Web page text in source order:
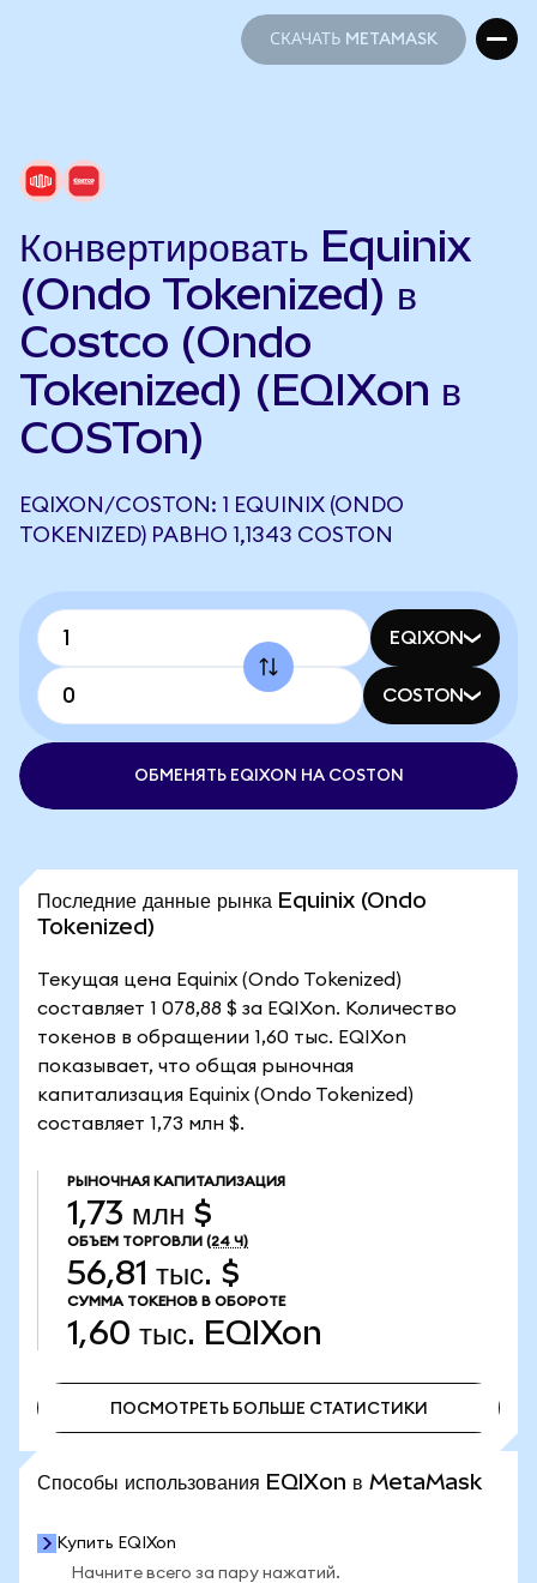
СКАЧАТЬ METAMASK
Конвертировать Equinix
(Ondo Tokenized) в
Costco (Ondo
Tokenized) (EQIXon в
COSTon)
EQIXON/COSTON: 1 EQUINIX (ONDO
TOKENIZED) РАВНО 1,1343 COSTON
EQIXON
COSTON
ОБМЕНЯТЬ EQIXON НА COSTON
Последние данные рынка Equinix (Ondo
Tokenized)
Текущая цена Equinix (Ondo Tokenized)
составляет 1 078,88 $ за EQIXon. Количество
токенов в обращении 1,60 тыс. EQIXon
показывает, что общая рыночная
капитализация Equinix (Ondo Tokenized)
составляет 1,73 млн $.
РЫНОЧНАЯ КАПИТАЛИЗАЦИЯ
1,73 млн $
ОБЪЕМ ТОРГОВЛИ (24 Ч)
56,81 тыс. $
СУММА ТОКЕНОВ В ОБОРОТЕ
1,60 тыс. EQIXon
ПОСМОТРЕТЬ БОЛЬШЕ СТАТИСТИКИ
Способы использования EQIXon в MetaMask
Купить EQIXon
Начните всего за пару нажатий.